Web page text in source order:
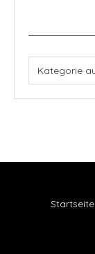
Startseite